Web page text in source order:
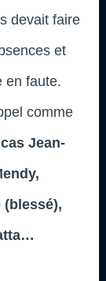
devait faire
et
en faute.
comme
Jean-
(blessé),